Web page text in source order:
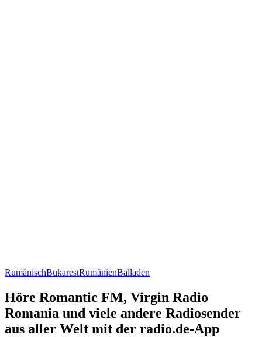
RumänischBukarestRumänienBalladen
Höre Romantic FM, Virgin Radio
Romania und viele andere Radiosender
aus aller Welt mit der radio.de-App